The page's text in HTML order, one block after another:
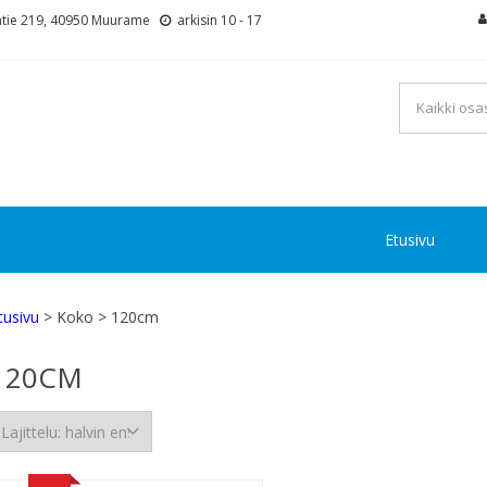
219, 40950 Muurame arkisin 10 - 17
Etusivu
> Koko > 120cm